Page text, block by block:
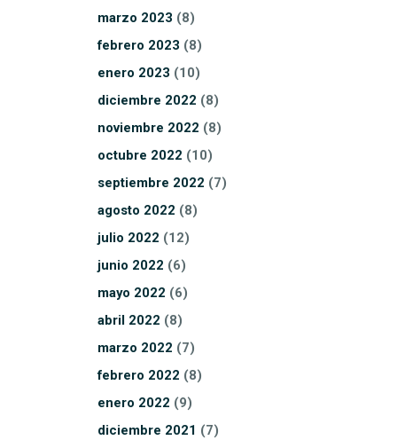
marzo 2023 (8)
febrero 2023 (8)
enero 2023 (10)
diciembre 2022 (8)
noviembre 2022 (8)
octubre 2022 (10)
septiembre 2022 (7)
agosto 2022 (8)
julio 2022 (12)
junio 2022 (6)
mayo 2022 (6)
abril 2022 (8)
marzo 2022 (7)
febrero 2022 (8)
enero 2022 (9)
diciembre 2021 (7)